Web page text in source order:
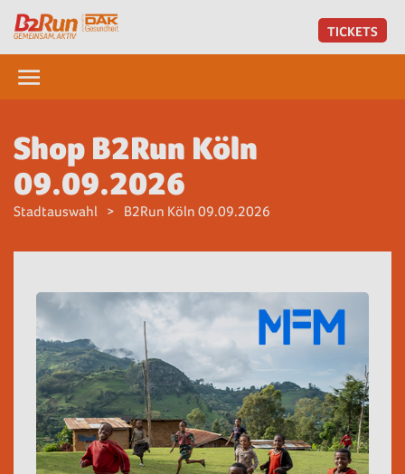
TICKETS
Shop B2Run Köln
09.09.2026
Stadtauswahl B2Run Köln 09.09.2026